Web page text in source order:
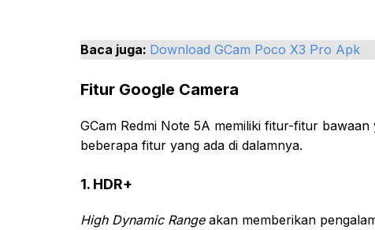
Baca juga: Download GCam Poco X3 Pro Apk
Fitur Google Camera
GCam Redmi Note 5A memiliki fitur-fitur
beberapa fitur yang ada di dalamnya.
1. HDR+
High Dynamic Rangeakan memberikan